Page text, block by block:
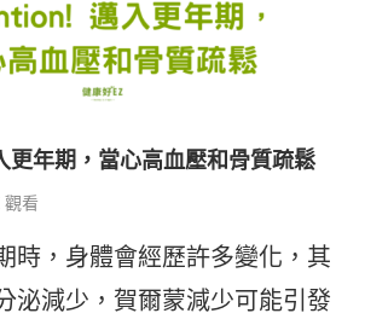
年期，當心高血壓和骨質疏鬆
觀看
時，身體會經歷許多變化，其
泌減少，賀爾蒙減少可能引發